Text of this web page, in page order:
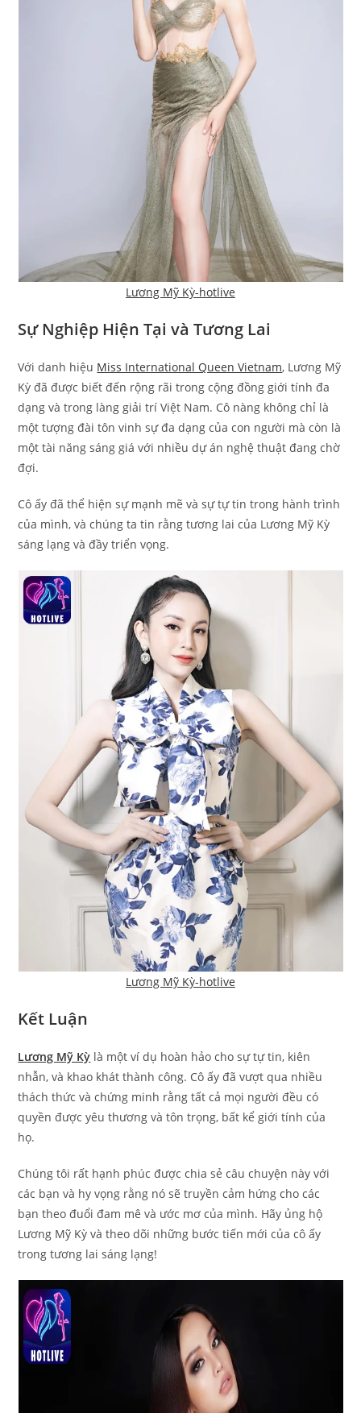
Lương Mỹ Kỳ-hotlive
Sự Nghiệp Hiện Tại và Tương Lai
Với danh hiệu Miss International Queen Vietnam, Lương Mỹ
Kỳ đã được biết đến rộng rãi trong cộng đồng giới tính đa
dạng và trong làng giải trí Việt Nam. Cô nàng không chỉ là
một tượng đài tôn vinh sự đa dạng của con người mà còn là
một tài năng sáng giá với nhiều dự án nghệ thuật đang chờ
đợi.
Cô ấy đã thể hiện sự mạnh mẽ và sự tự tin trong hành trình
của mình, và chúng ta tin rằng tương lai của Lương Mỹ Kỳ
sáng lạng và đầy triển vọng.
Lương Mỹ Kỳ-hotlive
Kết Luận
Lương Mỹ Kỳ là một ví dụ hoàn hảo cho sự tự tin, kiên
nhẫn, và khao khát thành công. Cô ấy đã vượt qua nhiều
thách thức và chứng minh rằng tất cả mọi người đều có
quyền được yêu thương và tôn trọng, bất kể giới tính của
họ.
Chúng tôi rất hạnh phúc được chia sẻ câu chuyện này với
các bạn và hy vọng rằng nó sẽ truyền cảm hứng cho các
bạn theo đuổi đam mê và ước mơ của mình. Hãy ủng hộ
Lương Mỹ Kỳ và theo dõi những bước tiến mới của cô ấy
trong tương lai sáng lạng!